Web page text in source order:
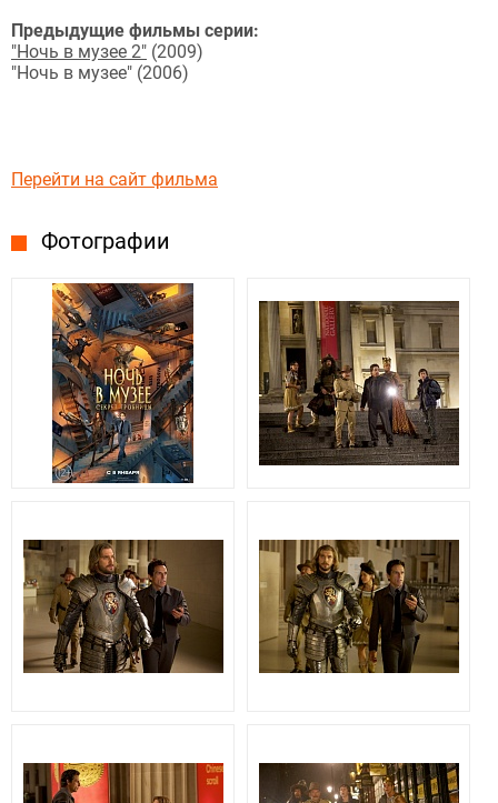
Предыдущие фильмы серии:
"Ночь в музее 2" (2009)
"Ночь в музее" (2006)
Перейти на сайт фильма
Фотографии